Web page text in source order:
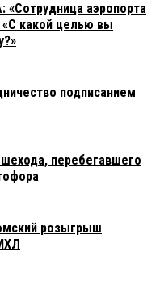
аэропорта
«С какой целью вы
подписанием
перебегавшего
розыгрыш